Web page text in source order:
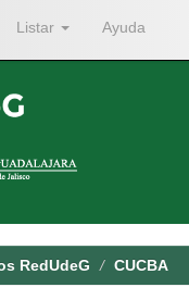
Listar Ayuda
RedUdeG CUCBA